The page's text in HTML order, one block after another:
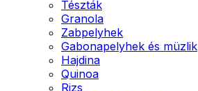
Tészták
Granola
Zabpelyhek
Gabonapelyhek és müzlik
Hajdina
Quinoa
Rizs